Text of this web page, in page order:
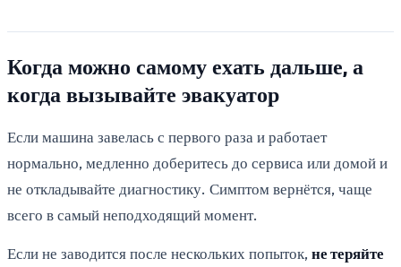
Когда можно самому ехать дальше, а
когда вызывайте эвакуатор
Если машина завелась с первого раза и работает
нормально, медленно доберитесь до сервиса или домой и
не откладывайте диагностику. Симптом вернётся, чаще
всего в самый неподходящий момент.
Если не заводится после нескольких попыток, не теряйте